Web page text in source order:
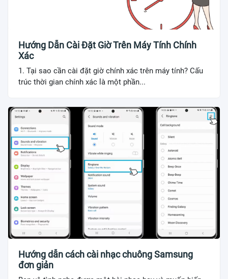
Hướng Dẫn Cài Đặt Giờ Trên Máy Tính Chính
Xác
1. Tại sao cần cài đặt giờ chính xác trên máy tính? Cấu
trúc thời gian chính xác là một phần...
Hướng dẫn cách cài nhạc chuông Samsung
đơn giản